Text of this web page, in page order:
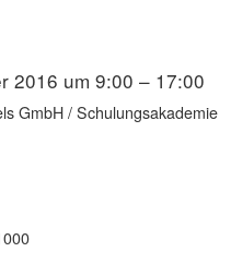
2016 um 9:00 – 17:00
GmbH / Schulungsakademie